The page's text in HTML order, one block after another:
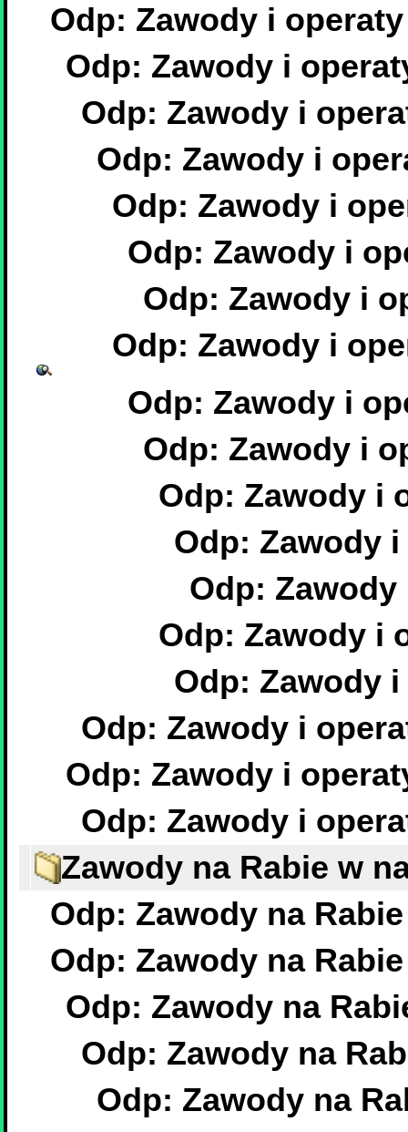
Odp: Zawody i
Odp: Zawody i
Odp: Zawody i
Odp: Zawody i
Odp: Zawody i
Odp: Zawody i
Odp: Zawody i
Odp: Zawody i
Odp: Zawody i
Odp: Zawody i
Odp: Zawody i
Odp: Zawody
Odp:
Odp: Zawody i
Odp: Zawody
Odp: Zawody i
Odp: Zawody i
Odp: Zawody i
Zawody na Rabie w
Odp: Zawody na